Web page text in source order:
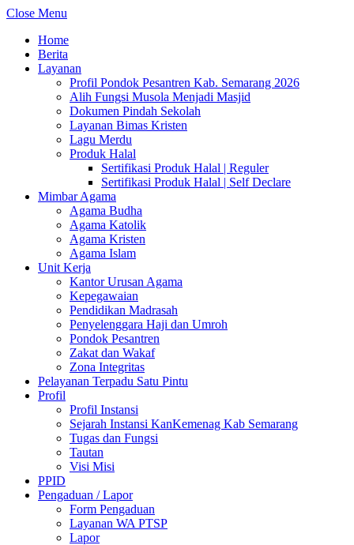
Close Menu
Home
Berita
Layanan
Profil Pondok Pesantren Kab. Semarang 2026
Alih Fungsi Musola Menjadi Masjid
Dokumen Pindah Sekolah
Layanan Bimas Kristen
Lagu Merdu
Produk Halal
Sertifikasi Produk Halal | Reguler
Sertifikasi Produk Halal | Self Declare
Mimbar Agama
Agama Budha
Agama Katolik
Agama Kristen
Agama Islam
Unit Kerja
Kantor Urusan Agama
Kepegawaian
Pendidikan Madrasah
Penyelenggara Haji dan Umroh
Pondok Pesantren
Zakat dan Wakaf
Zona Integritas
Pelayanan Terpadu Satu Pintu
Profil
Profil Instansi
Sejarah Instansi KanKemenag Kab Semarang
Tugas dan Fungsi
Tautan
Visi Misi
PPID
Pengaduan / Lapor
Form Pengaduan
Layanan WA PTSP
Lapor